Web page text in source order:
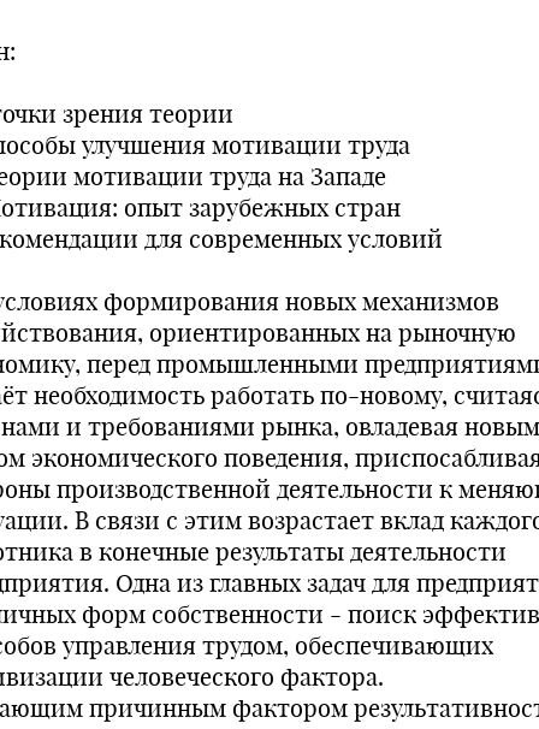
зрения теории
улучшения мотивации труда
мотивации труда на Западе
опыт зарубежных стран
для современных условий
формирования новых механизмов
ориентированных на рыночную
перед промышленными
необходимость работать по-новому,
и требованиями рынка, овладевая новым
экономического поведения,
производственной деятельности к
В связи с этим возрастает вклад
в конечные результаты деятельности
Одна из главных задач для
форм собственности - поиск
управления трудом, обеспечивающих
человеческого фактора.
причинным фактором